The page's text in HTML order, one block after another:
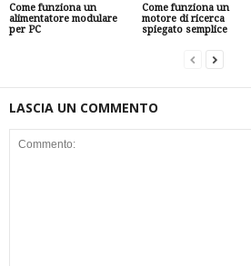
Come funziona un
alimentatore modulare
per PC
Come funziona un
motore di ricerca
spiegato semplice
LASCIA UN COMMENTO